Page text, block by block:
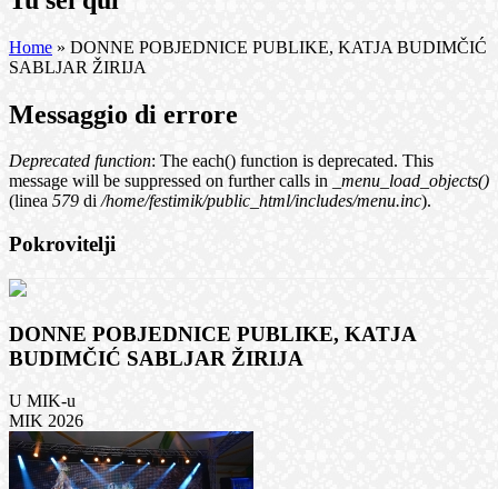
Home » DONNE POBJEDNICE PUBLIKE, KATJA BUDIMČIĆ
SABLJAR ŽIRIJA
Messaggio di errore
Deprecated function: The each() function is deprecated. This
message will be suppressed on further calls in
_menu_load_objects()
(linea 579 di/home/festimik/public_html/includes/menu.inc).
Pokrovitelji
DONNE POBJEDNICE PUBLIKE, KATJA
BUDIMČIĆ SABLJAR ŽIRIJA
U MIK-u
MIK 2026